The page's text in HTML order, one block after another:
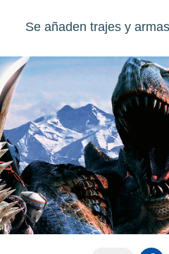
Se añaden trajes y